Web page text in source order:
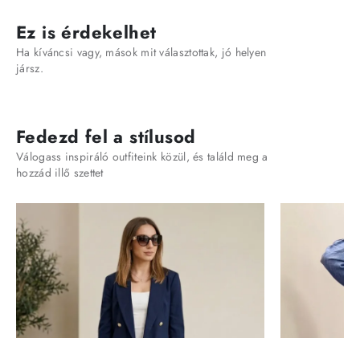
Ez is érdekelhet
Ha kíváncsi vagy, mások mit választottak, jó helyen
jársz.
Fedezd fel a stílusod
Válogass inspiráló outfiteink közül, és találd meg a
hozzád illő szettet